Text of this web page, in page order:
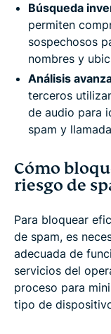
Búsqueda
permiten
sospechosos
nombres y
Análisis
terceros
de audio para
spam y
Cómo
riesgo de
Para bloquear
de spam, es
adecuada de
servicios del
proceso para
tipo de